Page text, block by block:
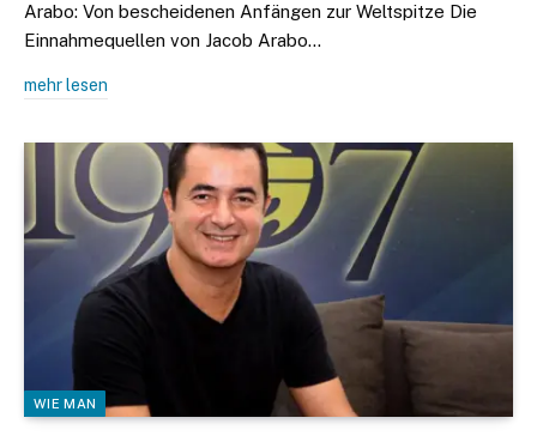
Arabo: Von bescheidenen Anfängen zur Weltspitze Die
Einnahmequellen von Jacob Arabo…
mehr lesen
WIE MAN